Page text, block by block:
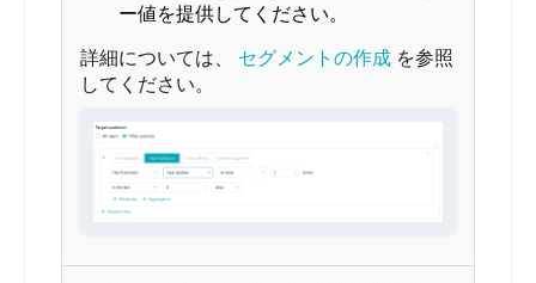
ー値を提供してください。
詳細については、 セグメントの作成 を参照
してください。